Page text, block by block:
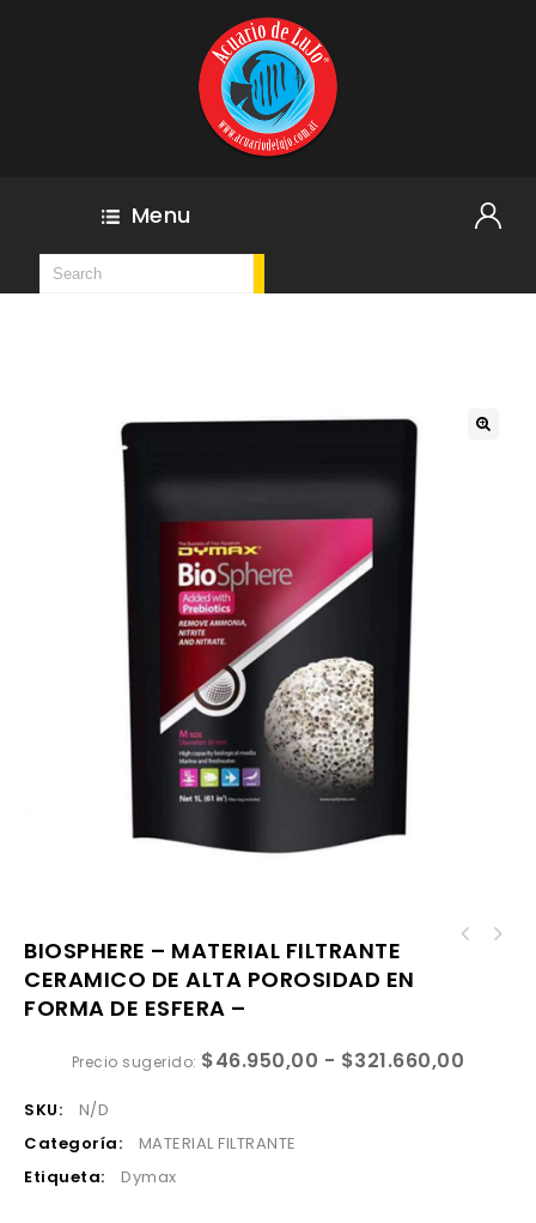
Menu
BIOSPHERE – MATERIAL FILTRANTE
CERAMICO DE ALTA POROSIDAD EN
FORMA DE ESFERA –
Precio sugerido: $46.950,00 - $321.660,00
SKU:
N/D
Categoría:
MATERIAL FILTRANTE
Etiqueta:
Dymax